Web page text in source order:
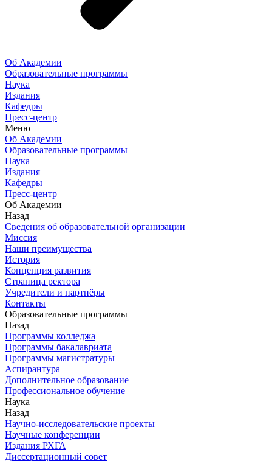
Об Академии
Образовательные программы
Наука
Издания
Кафедры
Пресс-центр
Меню
Об Академии
Образовательные программы
Наука
Издания
Кафедры
Пресс-центр
Об Академии
Назад
Сведения об образовательной организации
Миссия
Наши преимущества
История
Концепция развития
Страница ректора
Учредители и партнёры
Контакты
Образовательные программы
Назад
Программы колледжа
Программы бакалавриата
Программы магистратуры
Аспирантура
Дополнительное образование
Профессиональное обучение
Наука
Назад
Научно-исследовательские проекты
Научные конференции
Издания РХГА
Диссертационный совет